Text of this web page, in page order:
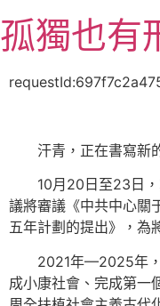
至
主
孤獨也有
汗青，正在書寫新
10月20日至23日，
議將審議《中共中心關
五年計劃的提出》，為
2021年—2025年
成小康社會、完成第一